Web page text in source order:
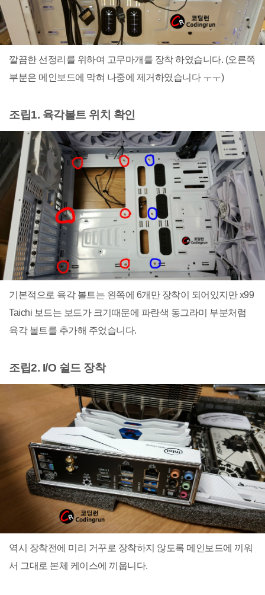
깔끔한 선정리를 위하여 고무마개를 장착 하였습니다. (오른쪽
부분은 메인보드에 막혀 나중에 제거하였습니다 ㅜㅜ)
조립1. 육각볼트 위치 확인
기본적으로 육각 볼트는 왼쪽에 6개만 장착이 되어있지만 x99
Taichi 보드는 보드가 크기때문에 파란색 동그라미 부분처럼
육각 볼트를 추가해 주었습니다.
조립2. I/O 쉴드 장착
역시 장착전에 미리 거꾸로 장착하지 않도록 메인보드에 끼워
서 그대로 본체 케이스에 끼웁니다.